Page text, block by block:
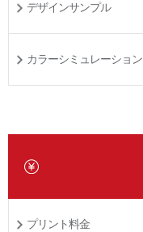
デザインサンプル
カラーシミュレーション
プリント料金